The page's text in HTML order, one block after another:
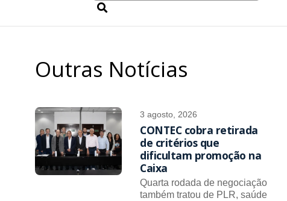
Outras Notícias
3 agosto, 2026
CONTEC cobra retirada
de critérios que
dificultam promoção na
Caixa
Quarta rodada de negociação
também tratou de PLR, saúde